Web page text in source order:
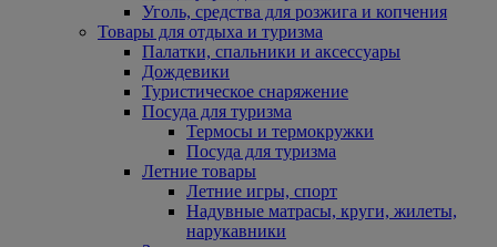
Уголь, средства для розжига и копчения
Товары для отдыха и туризма
Палатки, спальники и аксессуары
Дождевики
Туристическое снаряжение
Посуда для туризма
Термосы и термокружки
Посуда для туризма
Летние товары
Летние игры, спорт
Надувные матрасы, круги, жилеты,
нарукавники